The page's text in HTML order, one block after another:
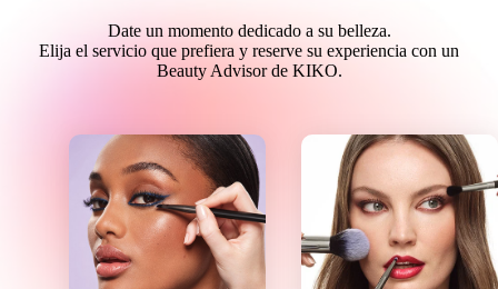
Date un momento dedicado a su belleza.
Elija el servicio que prefiera y reserve su experiencia con un
Beauty Advisor de KIKO.